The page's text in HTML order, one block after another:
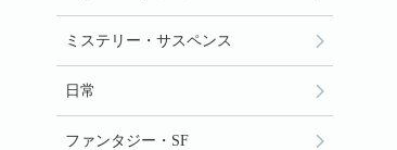
ミステリー・サスペンス
日常
ファンタジー・SF